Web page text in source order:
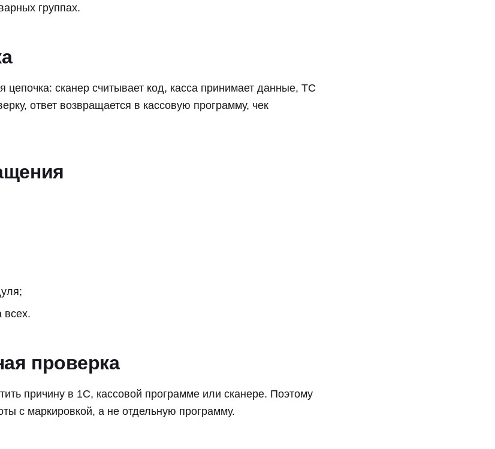
группах.
цепочка: сканер считывает код, касса принимает данные, ТС
ответ возвращается в кассовую программу, чек
всех.
проверка
причину в 1С, кассовой программе или сканере. Поэтому
с маркировкой, а не отдельную программу.